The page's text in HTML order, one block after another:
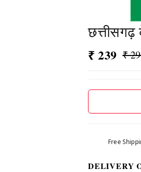
₹ 239 ₹
Free
DELIVERY